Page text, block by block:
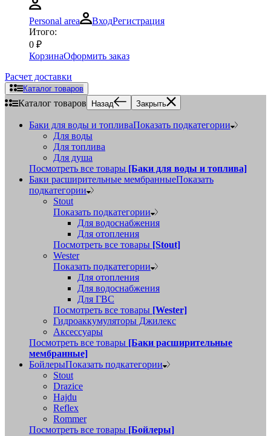
Personal area ВходРегистрация
Итого:
0 ₽
КорзинаОформить заказ
Расчет доставки
Каталог товаров
Каталог товаров Назад Закрыть
Баки для воды и топливаПоказать подкатегории
Для воды
Для топлива
Для душа
Посмотреть все товары [Баки для воды и топлива]
Баки расширительные мембранныеПоказать
подкатегории
Stout
Показать подкатегории
Для водоснабжения
Для отопления
Посмотреть все товары [Stout]
Wester
Показать подкатегории
Для отопления
Для водоснабжения
Для ГВС
Посмотреть все товары [Wester]
Гидроаккумуляторы Джилекс
Аксессуары
Посмотреть все товары [Баки расширительные
мембранные]
БойлерыПоказать подкатегории
Stout
Drazice
Hajdu
Reflex
Rommer
Посмотреть все товары [Бойлеры]